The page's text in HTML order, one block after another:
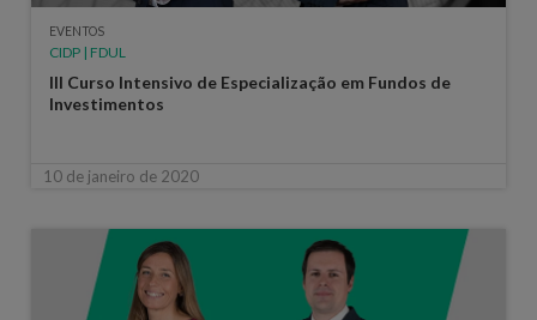
EVENTOS
CIDP | FDUL
III Curso Intensivo de Especialização em Fundos de
Investimentos
10 de janeiro de 2020